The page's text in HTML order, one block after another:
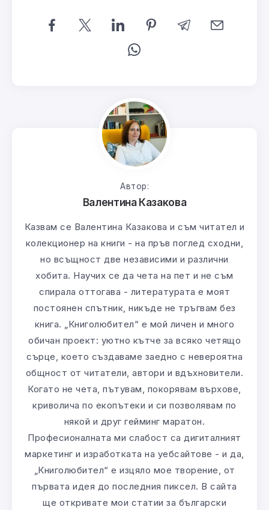
Автор:
Валентина Казакова
Казвам се Валентина Казакова и съм читател и
колекционер на книги - на пръв поглед сходни,
но всъщност две независими и различни
хобита. Научих се да чета на пет и не съм
спирала оттогава - литературата е моят
постоянен спътник, никъде не тръгвам без
книга. „Книголюбител“ е мой личен и много
обичан проект: уютно кътче за всяко четящо
сърце, което създаваме заедно с невероятна
общност от читатели, автори и вдъхновители.
Когато не чета, пътувам, покорявам върхове,
криволича по екопътеки и си позволявам по
някой и друг гейминг маратон.
Професионалната ми слабост са дигиталният
маркетинг и изработката на уебсайтове - и да,
„Книголюбител“ е изцяло мое творение, от
първата идея до последния пиксел. В сайта
ще откривате мои статии за български